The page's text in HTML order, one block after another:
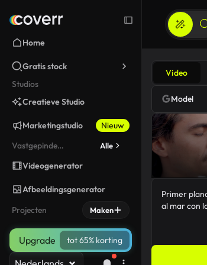
Home
Gratis stock
Studios
Creatieve Studio
Marketingstudio
Nieuw
Vastgepinde
Alle
Videogenerator
Afbeeldingsgenerator
Projecten
Maken
Upgrade tot 65% korting
Video
Model